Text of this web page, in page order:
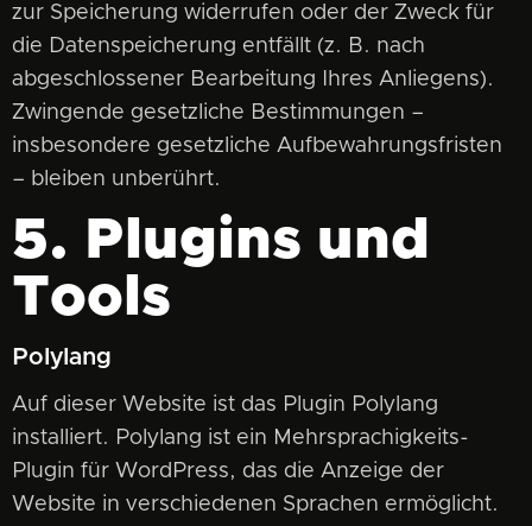
zur Speicherung widerrufen oder der Zweck für
die Datenspeicherung entfällt (z. B. nach
abgeschlossener Bearbeitung Ihres Anliegens).
Zwingende gesetzliche Bestimmungen –
insbesondere gesetzliche Aufbewahrungsfristen
– bleiben unberührt.
5. Plugins und
Tools
Polylang
Auf dieser Website ist das Plugin Polylang
installiert. Polylang ist ein Mehrsprachigkeits-
Plugin für WordPress, das die Anzeige der
Website in verschiedenen Sprachen ermöglicht.